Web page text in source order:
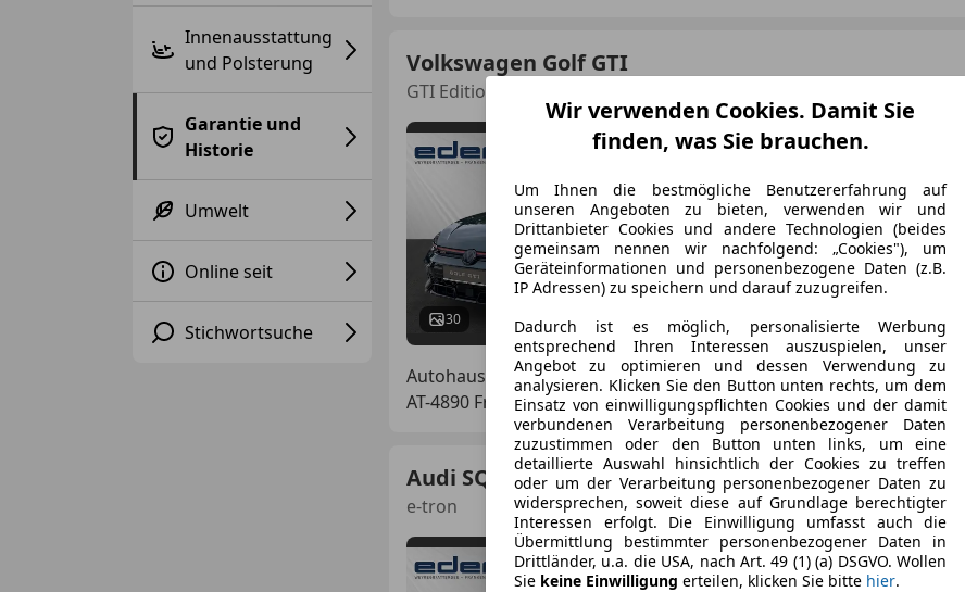
Innenausstattung
und Polsterung
Garantie und
Historie
Umwelt
Online seit
Stichwortsuche
Volkswagen Golf GTI
GTI Edition 50 DSG
30
€ 66 660
07/2026 221 km Benzin
Autohaus Ing. Ernst Eder GmbH
AT-4890 Frankenmarkt
Audi SQ6 e-tron
e-tron
€ 89 490
Wir verwenden Cookies. Damit Sie
finden, was Sie brauchen.
Um Ihnen die bestmögliche Benutzererfahrung auf
unseren Angeboten zu bieten, verwenden wir und
Drittanbieter Cookies und andere Technologien (beides
gemeinsam nennen wir nachfolgend: „Cookies"), um
Geräteinformationen und personenbezogene Daten (z.B.
IP Adressen) zu speichern und darauf zuzugreifen.
Dadurch ist es möglich, personalisierte Werbung
entsprechend Ihren Interessen auszuspielen, unser
Angebot zu optimieren und dessen Verwendung zu
analysieren. Klicken Sie den Button unten rechts, um dem
Einsatz von einwilligungspflichten Cookies und der damit
verbundenen Verarbeitung personenbezogener Daten
zuzustimmen oder den Button unten links, um eine
detaillierte Auswahl hinsichtlich der Cookies zu treffen
oder um der Verarbeitung personenbezogener Daten zu
widersprechen, soweit diese auf Grundlage berechtigter
Interessen erfolgt. Die Einwilligung umfasst auch die
Übermittlung bestimmter personenbezogener Daten in
Drittländer, u.a. die USA, nach Art. 49 (1) (a) DSGVO. Wollen
Sie keine Einwilligung erteilen, klicken Sie bitte hier.